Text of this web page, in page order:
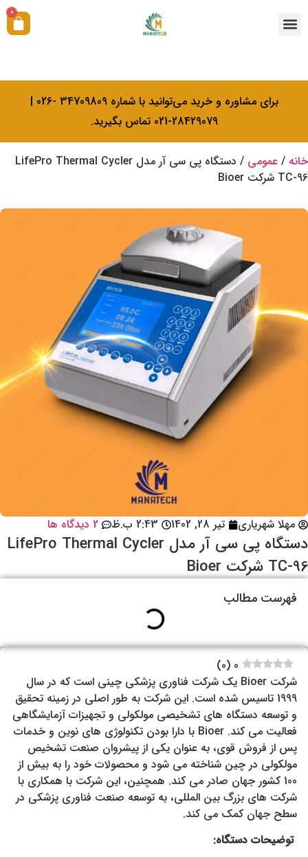
0
برای مشاوره و خرید می‌توانید با شماره 34709809 -026 |
28429079-021 تماس بگیرید.
خانه / عمومی
/ دستگاه پی سی آر مدل LifePro Thermal Cycler
TC-96 شرکت Bioer
مهلا شهریاری تیر 28, 1402 2:43 ب.ظ 2 دیدگاه ها
دستگاه پی سی آر مدل LifePro Thermal Cycler
TC-96 شرکت Bioer
فهرست مطالب
0
(
0
)
شرکت Bioer یک شرکت فناوری پزشکی چینی است که در سال
1999 تاسیس شده است. این شرکت به طور اصلی در زمینه تحقیق
و توسعه دستگاه های تشخیصی مولکولی و تجهیزات آزمایشگاهی
فعالیت می کند. Bioer با دارا بودن تکنولوژی های نوین و خدمات
پس از فروش قوی، به عنوان یکی از پیشروان صنعت تشخیص
مولکولی در چین شناخته می شود و محصولات خود را به بیش از
100 کشور جهان صادر می کند. همچنین، این شرکت با همکاری با
شرکت های بزرگ بین المللی، به توسعه صنعت فناوری پزشکی در
سطح جهان کمک می کند.
توضیحات دستگاه: